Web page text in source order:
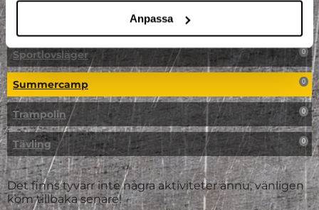
Anpassa
Sportlovsläger 0
Summercamp 0
Trampolin 0
Tävling 0
Det finns tyvärr inte några aktiviteter ännu, vänligen
kom tillbaka senare!